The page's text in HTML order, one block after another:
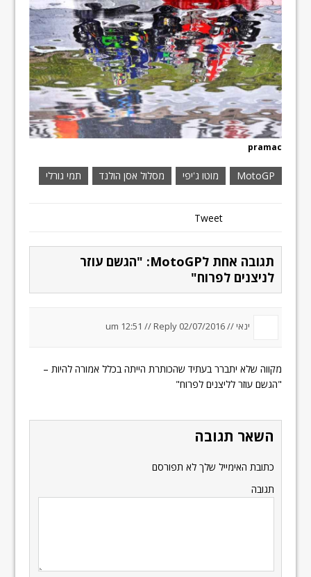
pramac
MotoGP מוטו ג'יפי מסלול אסן הולנד תמי גורלי
Tweet
תגובה אחת לMotoGP: "הגשם עוזר
לניצנים לפרוח"
ינאי //
02/07/2016 um 12:51
//Reply
מקווה שלא יתברר בעתיד שהכותרת הייתה בכלל אמורה להיות –
"הגשם עוזר לליצנים לפרוח"
השאר תגובה
כתובת האימייל שלך לא תפורסם
תגובה